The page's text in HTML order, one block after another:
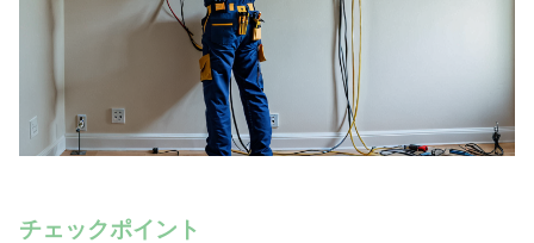
チェックポイント